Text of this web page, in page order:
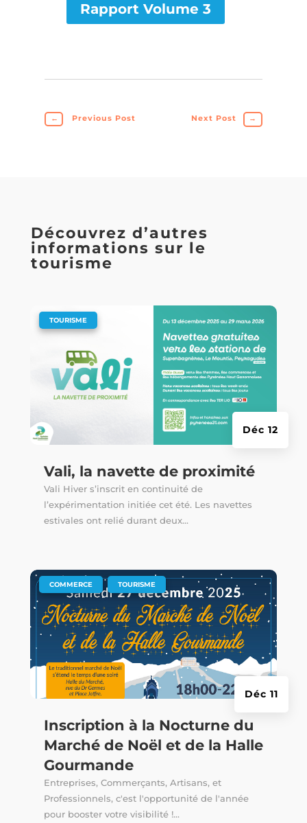
Rapport Volume 3
← Previous Post Next Post →
Découvrez d’autres
informations sur le
tourisme
Vali, la navette de proximité
Déc 12
TOURISME
Vali Hiver s’inscrit en continuité de
l’expérimentation initiée cet été. Les navettes
estivales ont relié durant deux...
Inscription à la Nocturne du
Marché de Noël et de la Halle
Gourmande
Déc 11
COMMERCE TOURISME
Entreprises, Commerçants, Artisans, et
Professionnels, c'est l'opportunité de l'année
pour booster votre visibilité !...